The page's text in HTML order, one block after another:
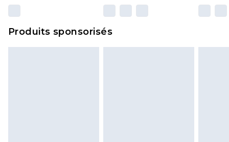
n'affecte pas vos droits statutaires.
politique de retour.
Produits sponsorisés